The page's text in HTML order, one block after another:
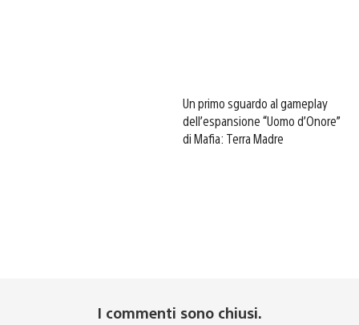
Un primo sguardo al gameplay
dell’espansione “Uomo d’Onore”
di Mafia: Terra Madre
I commenti sono chiusi.